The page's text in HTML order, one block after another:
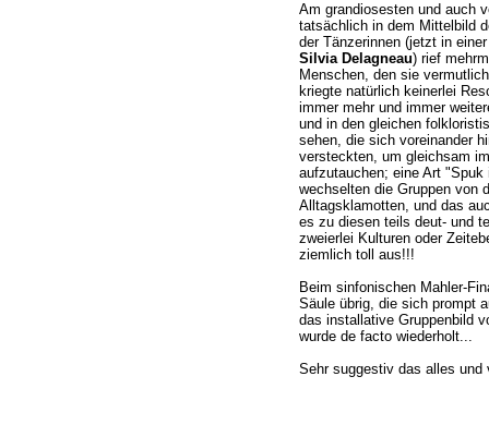
Am grandiosesten und auch
tatsächlich in dem Mittelbild
der Tänzerinnen (jetzt in
Silvia Delagneau) rief
Menschen, den sie
kriegte natürlich keinerlei
immer mehr und immer
und in den gleichen
sehen, die sich voreinander
versteckten, um gleichsam
aufzutauchen; eine Art
wechselten die Gruppen von
Alltagsklamotten, und das
es zu diesen teils deut- und
zweierlei Kulturen oder
ziemlich toll aus!!!
Beim sinfonischen Mahler-
Säule übrig, die sich prompt
das installative Gruppenbild
wurde de facto wiederholt...
Sehr suggestiv das alles und